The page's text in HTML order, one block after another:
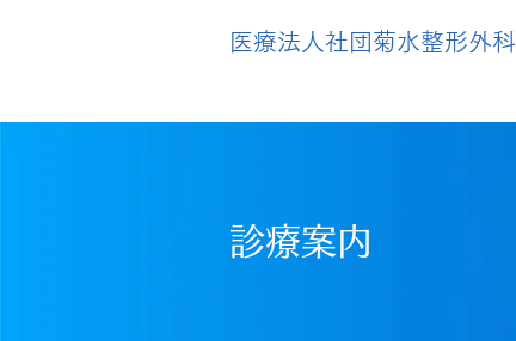
医療法人社団菊水整形外科
​診療案内